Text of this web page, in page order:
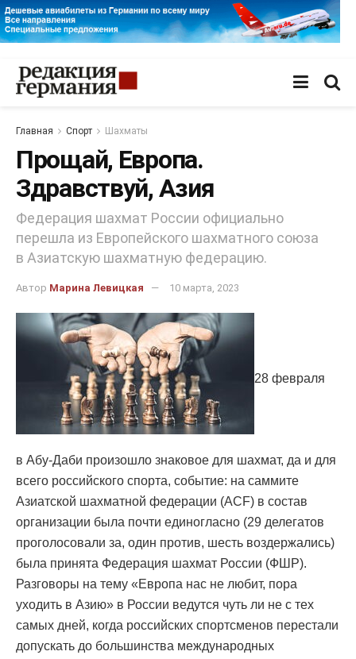
Главная Спорт Шахматы
Прощай, Европа.
Здравствуй, Азия
Федерация шахмат России официально
перешла из Европейского шахматного союза
в Азиатскую шахматную федерацию.
Автор Марина Левицкая 10 марта, 2023
28 февраля
в Абу-Даби произошло знаковое для шахмат, да и для
всего российского спорта, событие: на саммите
Азиатской шахматной федерации (ACF) в состав
организации была почти единогласно (29 делегатов
проголосовали за, один против, шесть воздержались)
была принята Федерация шахмат России (ФШР).
Разговоры на тему «Европа нас не любит, пора
уходить в Азию» в России ведутся чуть ли не с тех
самых дней, когда российских спортсменов перестали
допускать до большинства международных